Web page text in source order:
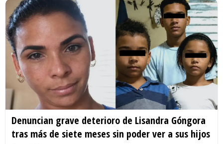
Denuncian grave deterioro de Lisandra Góngora
tras más de siete meses sin poder ver a sus hijos